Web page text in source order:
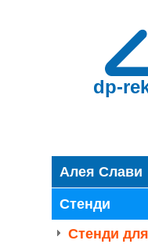
dp-
Алея Слави
Стенди
Стенди для